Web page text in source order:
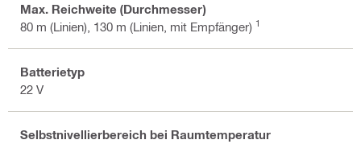
Max. Reichweite (Durchmesser)
80 m (Linien), 130 m (Linien, mit Empfänger) 1
Batterietyp
22 V
Selbstnivellierbereich bei Raumtemperatur